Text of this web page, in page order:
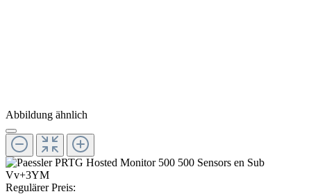
Abbildung ähnlich
Regulärer Preis: